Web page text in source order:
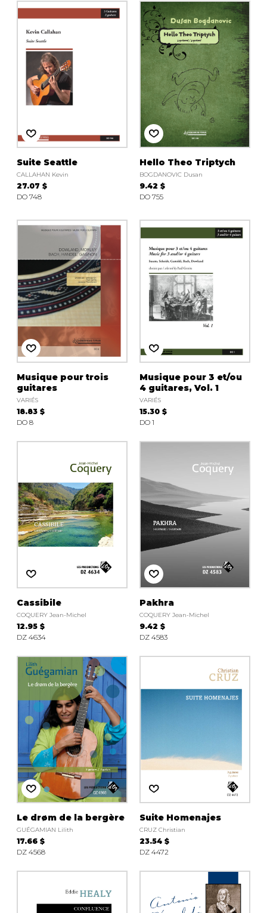
Suite Seattle
CALLAHAN Kevin
27.07 $
DO 748
Hello Theo Triptych
BOGDANOVIC Dusan
9.42 $
DO 755
Musique pour trois
guitares
VARIÉS
18.83 $
DO 8
Musique pour 3 et/ou
4 guitares, Vol. 1
VARIÉS
15.30 $
DO 1
Cassibile
COQUERY Jean-Michel
12.95 $
DZ 4634
Pakhra
COQUERY Jean-Michel
9.42 $
DZ 4583
Le drøm de la bergère
GUÉGAMIAN Lilith
17.66 $
DZ 4568
Suite Homenajes
CRUZ Christian
23.54 $
DZ 4472